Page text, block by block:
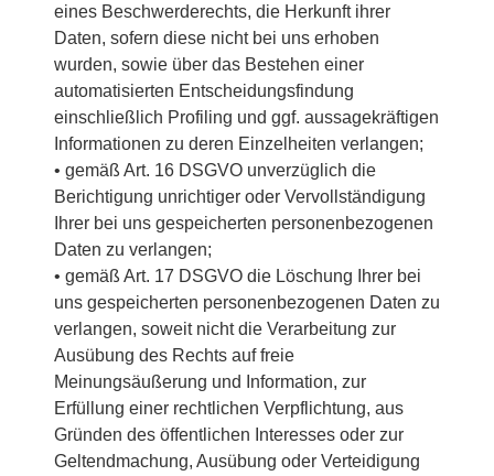
eines Beschwerderechts, die Herkunft ihrer
Daten, sofern diese nicht bei uns erhoben
wurden, sowie über das Bestehen einer
automatisierten Entscheidungsfindung
einschließlich Profiling und ggf. aussagekräftigen
Informationen zu deren Einzelheiten verlangen;
• gemäß Art. 16 DSGVO unverzüglich die
Berichtigung unrichtiger oder Vervollständigung
Ihrer bei uns gespeicherten personenbezogenen
Daten zu verlangen;
• gemäß Art. 17 DSGVO die Löschung Ihrer bei
uns gespeicherten personenbezogenen Daten zu
verlangen, soweit nicht die Verarbeitung zur
Ausübung des Rechts auf freie
Meinungsäußerung und Information, zur
Erfüllung einer rechtlichen Verpflichtung, aus
Gründen des öffentlichen Interesses oder zur
Geltendmachung, Ausübung oder Verteidigung